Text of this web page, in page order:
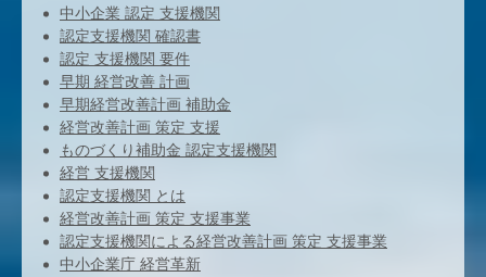
中小企業 認定 支援機関
認定支援機関 確認書
認定 支援機関 要件
早期 経営改善 計画
早期経営改善計画 補助金
経営改善計画 策定 支援
ものづくり補助金 認定支援機関
経営 支援機関
認定支援機関 とは
経営改善計画 策定 支援事業
認定支援機関による経営改善計画 策定 支援事業
中小企業庁 経営革新